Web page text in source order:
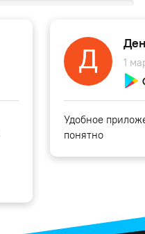
1
Удобное
понятно